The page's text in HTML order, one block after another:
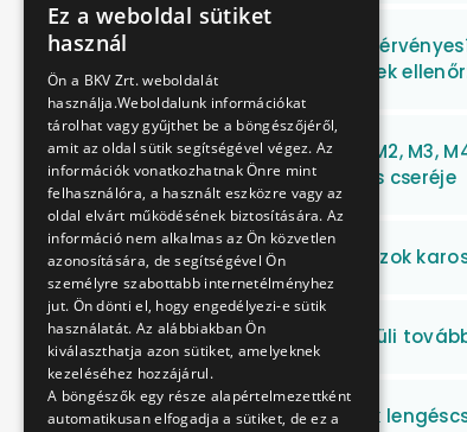
Utazási igazolvány és
megfelelő működésének
Metró vonalakon (M1, M2,
gyártása, szállítása és cseréje
Autóbuszok és trolibuszok
Ajtójelzés vezeték nélküli
Gumikerekes járművek
Ez a weboldal sütiket
használ
Ön a BKV Zrt. weboldalát
használja.Weboldalunk információkat
tárolhat vagy gyűjthet be a böngészőjéről,
amit az oldal sütik segítségével végez. Az
információk vonatkozhatnak Önre mint
felhasználóra, a használt eszközre vagy az
oldal elvárt működésének biztosítására. Az
információ nem alkalmas az Ön közvetlen
azonosítására, de segítségével Ön
személyre szabottabb internetélményhez
jut. Ön dönti el, hogy engedélyezi-e sütik
használatát. Az alábbiakban Ön
kiválaszthatja azon sütiket, amelyeknek
kezeléséhez hozzájárul.
A böngészők egy része alapértelmezettként
automatikusan elfogadja a sütiket, de ez a